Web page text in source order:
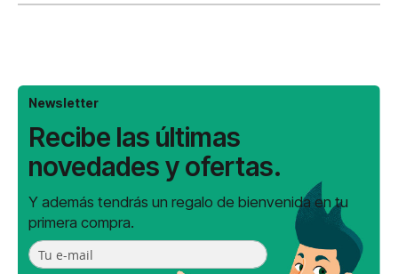
Newsletter
Recibe las últimas
novedades y ofertas.
Y además tendrás un regalo de bienvenida en tu
primera compra.